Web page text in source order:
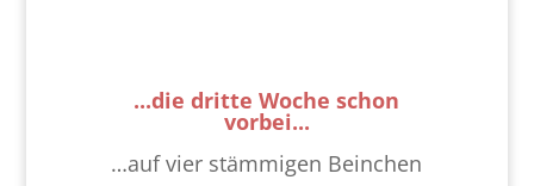
...die dritte Woche schon
vorbei...
…auf vier stämmigen Beinchen